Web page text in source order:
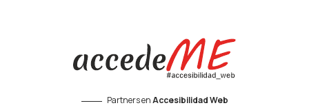
Partners enAccesibilidad Web